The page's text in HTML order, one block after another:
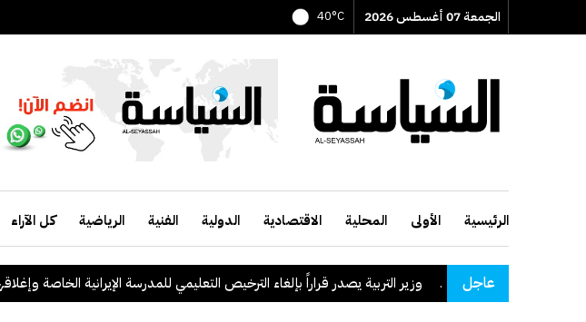
الجمعة 07 أغسطس 2026 40°C
الرئيسية الأولى المحلية الاقتصادية الدولية الفنية الرياضية كل الآراء
عاجلوزير التربية يصدر قراراً بإلغاء الترخيص التعليمي للمدرسة الإيرانية الخاصة وإغلاقها .